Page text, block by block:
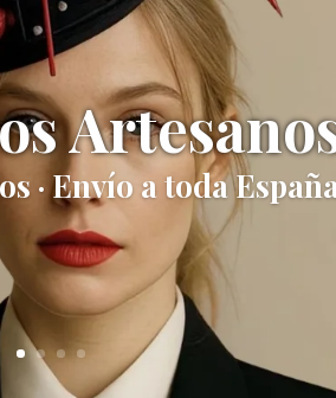
que marcan la